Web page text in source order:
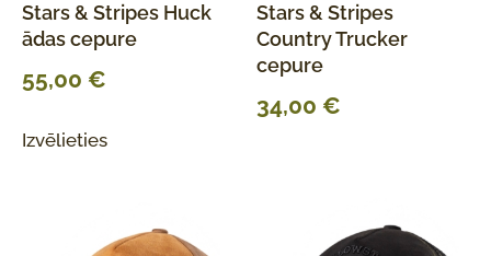
Stars & Stripes Huck
ādas cepure
55,00 €
Izvēlieties
Stars & Stripes
Country Trucker
cepure
34,00 €